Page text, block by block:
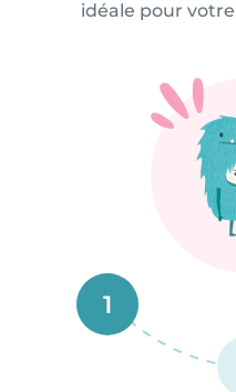
idéale pour
1